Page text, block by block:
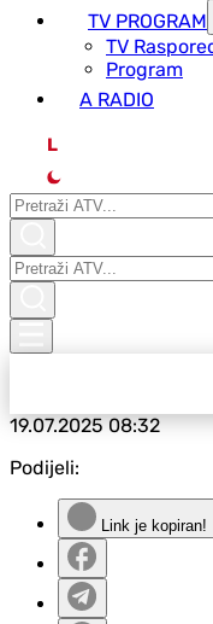
TV PROGRAM
ТV
Program
A RADIO
L
19.07.202508:32
Podijeli:
Link je kopiran!